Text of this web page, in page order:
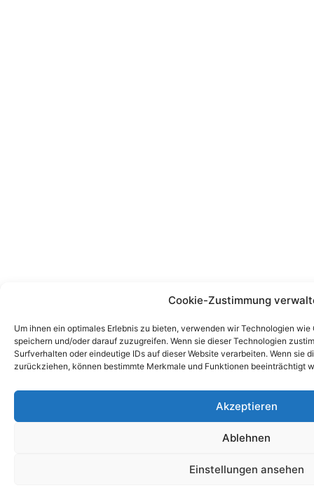
Cookie-Zustimmung
Um ihnen ein optimales Erlebnis zu bieten, verwenden wir Technologien
speichern und/oder darauf zuzugreifen. Wenn sie dieser Technologien
Surfverhalten oder eindeutige IDs auf dieser Website verarbeiten. Wenn sie
zurückziehen, können bestimmte Merkmale und Funktionen beeinträchtigt
Akzeptieren
Ablehnen
Einstellungen ansehen